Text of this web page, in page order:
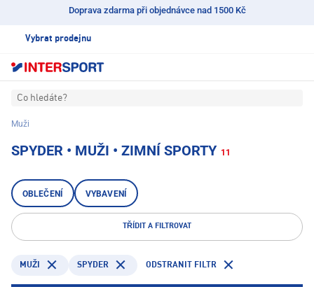
Doprava zdarma při objednávce nad 1500 Kč
Vybrat prodejnu
Co hledáte?
Muži
SPYDER • MUŽI • ZIMNÍ SPORTY 11
OBLEČENÍ VYBAVENÍ
TŘÍDIT A FILTROVAT
MUŽI SPYDER ODSTRANIT FILTR